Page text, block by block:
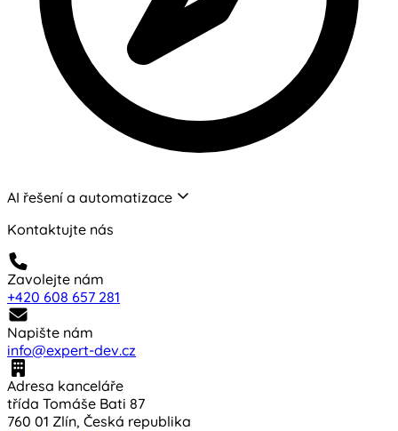
AI řešení a automatizace
Kontaktujte nás
Zavolejte nám
+420 608 657 281
Napište nám
info@expert-dev.cz
Adresa kanceláře
třída Tomáše Bati 87
760 01 Zlín, Česká republika